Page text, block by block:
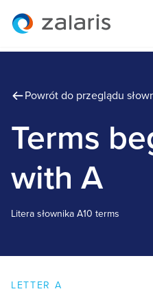
Powrót do przeglądu
Terms
with A
Litera słownika A10 terms
LETTER A